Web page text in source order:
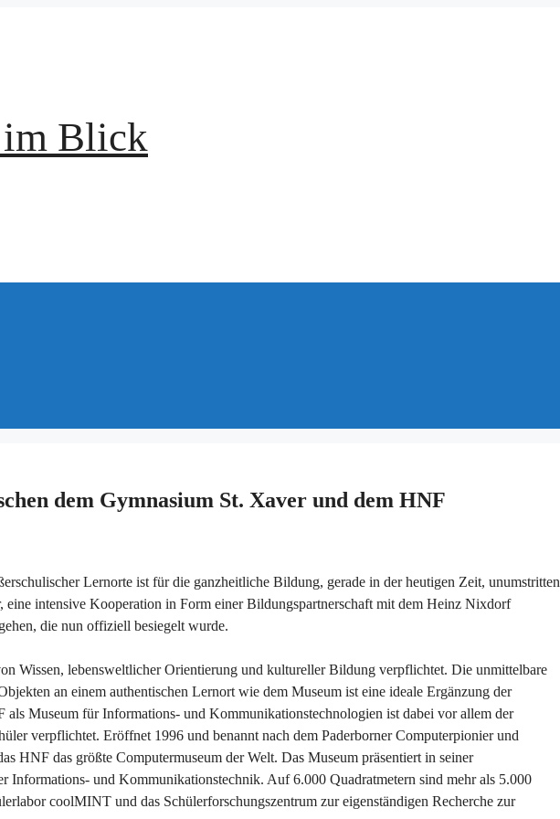
Blick
dem Gymnasium St. Xaver und dem HNF
Lernorte ist für die ganzheitliche Bildung, gerade in der heutigen Zeit,
eine intensive Kooperation in Form einer Bildungspartnerschaft mit dem Heinz Nixdorf
die nun offiziell besiegelt wurde.
Wissen, lebensweltlicher Orientierung und kultureller Bildung verpflichtet. Die unmittelbare
an einem authentischen Lernort wie dem Museum ist eine ideale Ergänzung der
als Museum für Informations- und Kommunikationstechnologien ist dabei vor allem der
verpflichtet. Eröffnet 1996 und benannt nach dem Paderborner Computerpionier und
HNF das größte Computermuseum der Welt. Das Museum präsentiert in seiner
Informations- und Kommunikationstechnik. Auf 6.000 Quadratmetern sind mehr als 5.000
coolMINT und das Schülerforschungszentrum zur eigenständigen Recherche zur